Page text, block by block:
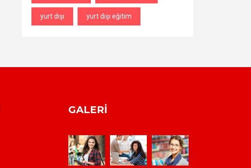
yurt dışı yurt dışı eğitim
GALERI